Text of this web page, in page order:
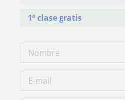
1ª clase gratis